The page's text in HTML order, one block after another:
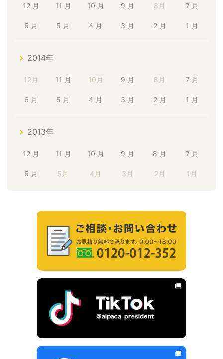
12 月 11 月 10 月 9 月 8月 7 月
6 月 5 月 4 月 3 月 2 月 1 月
2014年
12月 11 月 10月 9 月 8月 7 月
6 月 5 月 4 月 3 月 2 月 1 月
2013年
12 月 11 月 10 月 9 月 8 月 7 月
6 月 5月 4月 3月 2月 1月